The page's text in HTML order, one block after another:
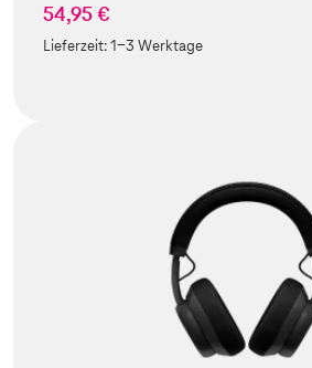
54,95 €
Lieferzeit:1-3 Werktage